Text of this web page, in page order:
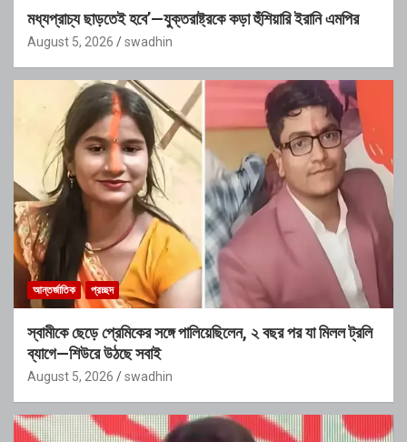
মধ্যপ্রাচ্য ছাড়তেই হবে’—যুক্তরাষ্ট্রকে কড়া হুঁশিয়ারি ইরানি এমপির
August 5, 2026 swadhin
আন্তর্জাতিক প্রচ্ছদ
স্বামীকে ছেড়ে প্রেমিকের সঙ্গে পালিয়েছিলেন, ২ বছর পর যা মিলল ট্রলি
ব্যাগে—শিউরে উঠছে সবাই
August 5, 2026 swadhin